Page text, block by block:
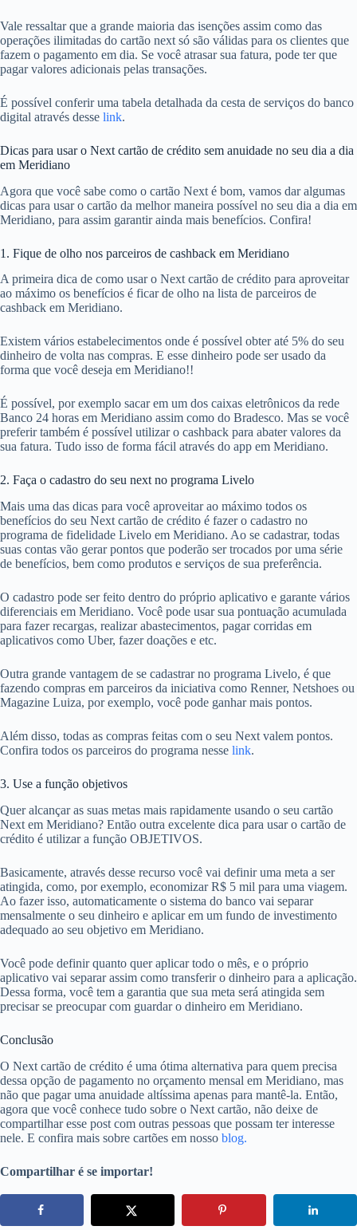
Vale ressaltar que a grande maioria das isenções assim como das
operações ilimitadas do cartão next só são válidas para os clientes que
fazem o pagamento em dia. Se você atrasar sua fatura, pode ter que
pagar valores adicionais pelas transações.
É possível conferir uma tabela detalhada da cesta de serviços do banco
digital através desse link.
Dicas para usar o Next cartão de crédito sem anuidade no seu dia a dia
em Meridiano
Agora que você sabe como o cartão Next é bom, vamos dar algumas
dicas para usar o cartão da melhor maneira possível no seu dia a dia em
Meridiano, para assim garantir ainda mais benefícios. Confira!
1. Fique de olho nos parceiros de cashback em Meridiano
A primeira dica de como usar o Next cartão de crédito para aproveitar
ao máximo os benefícios é ficar de olho na lista de parceiros de
cashback em Meridiano.
Existem vários estabelecimentos onde é possível obter até 5% do seu
dinheiro de volta nas compras. E esse dinheiro pode ser usado da
forma que você deseja em Meridiano!!
É possível, por exemplo sacar em um dos caixas eletrônicos da rede
Banco 24 horas em Meridiano assim como do Bradesco. Mas se você
preferir também é possível utilizar o cashback para abater valores da
sua fatura. Tudo isso de forma fácil através do app em Meridiano.
2. Faça o cadastro do seu next no programa Livelo
Mais uma das dicas para você aproveitar ao máximo todos os
benefícios do seu Next cartão de crédito é fazer o cadastro no
programa de fidelidade Livelo em Meridiano. Ao se cadastrar, todas
suas contas vão gerar pontos que poderão ser trocados por uma série
de benefícios, bem como produtos e serviços de sua preferência.
O cadastro pode ser feito dentro do próprio aplicativo e garante vários
diferenciais em Meridiano. Você pode usar sua pontuação acumulada
para fazer recargas, realizar abastecimentos, pagar corridas em
aplicativos como Uber, fazer doações e etc.
Outra grande vantagem de se cadastrar no programa Livelo, é que
fazendo compras em parceiros da iniciativa como Renner, Netshoes ou
Magazine Luiza, por exemplo, você pode ganhar mais pontos.
Além disso, todas as compras feitas com o seu Next valem pontos.
Confira todos os parceiros do programa nesse link.
3. Use a função objetivos
Quer alcançar as suas metas mais rapidamente usando o seu cartão
Next em Meridiano? Então outra excelente dica para usar o cartão de
crédito é utilizar a função OBJETIVOS.
Basicamente, através desse recurso você vai definir uma meta a ser
atingida, como, por exemplo, economizar R$ 5 mil para uma viagem.
Ao fazer isso, automaticamente o sistema do banco vai separar
mensalmente o seu dinheiro e aplicar em um fundo de investimento
adequado ao seu objetivo em Meridiano.
Você pode definir quanto quer aplicar todo o mês, e o próprio
aplicativo vai separar assim como transferir o dinheiro para a aplicação.
Dessa forma, você tem a garantia que sua meta será atingida sem
precisar se preocupar com guardar o dinheiro em Meridiano.
Conclusão
O Next cartão de crédito é uma ótima alternativa para quem precisa
dessa opção de pagamento no orçamento mensal em Meridiano, mas
não que pagar uma anuidade altíssima apenas para mantê-la. Então,
agora que você conhece tudo sobre o Next cartão, não deixe de
compartilhar esse post com outras pessoas que possam ter interesse
nele. E confira mais sobre cartões em nosso blog.
Compartilhar é se importar!